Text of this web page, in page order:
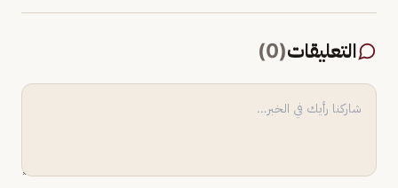
التعليقات(
0
)